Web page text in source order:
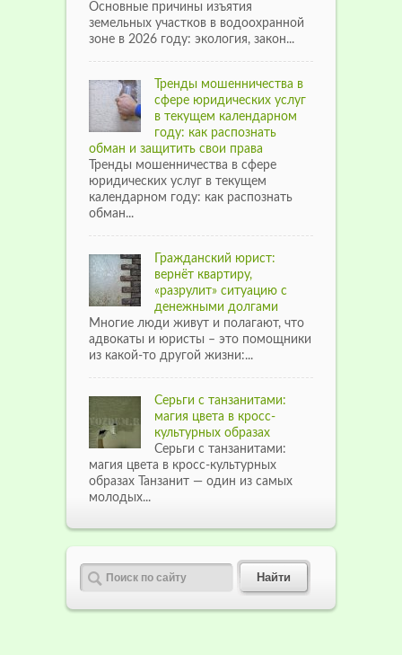
Основные причины изъятия
земельных участков в водоохранной
зоне в 2026 году: экология, закон...
Тренды мошенничества в
сфере юридических услуг
в текущем календарном
году: как распознать
обман и защитить свои права
Тренды мошенничества в сфере
юридических услуг в текущем
календарном году: как распознать
обман...
Гражданский юрист:
вернёт квартиру,
«разрулит» ситуацию с
денежными долгами
Многие люди живут и полагают, что
адвокаты и юристы – это помощники
из какой-то другой жизни:...
Серьги с танзанитами:
магия цвета в кросс-
культурных образах
Серьги с танзанитами:
магия цвета в кросс-культурных
образах Танзанит — один из самых
молодых...